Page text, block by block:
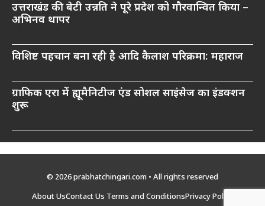
उत्तराखंड की बेटी उन्नति ने पूरे प्रदेश को गौरवान्वित किया –
अभिनव थापर
विशिष्ट पहचान बना रही है आदि कैलाश परिक्रमा: महाराज
ग्राफिक एरा में ह्यूमैनिटीज एंड सोशल साइंसेज का इंडक्शन
शुरू
© 2026 prabhatchingari.com • All rights reserved
About UsContact Us Terms and ConditionsPrivacy Policy